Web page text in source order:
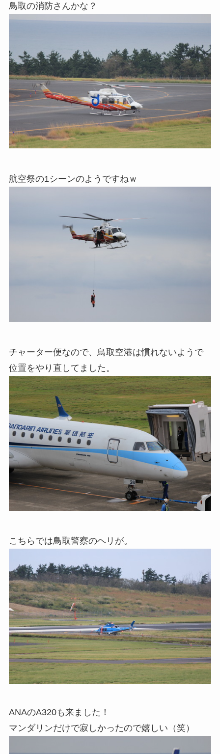
鳥取の消防さんかな？
航空祭の1シーンのようですねｗ
チャーター便なので、鳥取空港は慣れないようで
位置をやり直してました。
こちらでは鳥取警察のヘリが。
ANAのA320も来ました！
マンダリンだけで寂しかったので嬉しい（笑）